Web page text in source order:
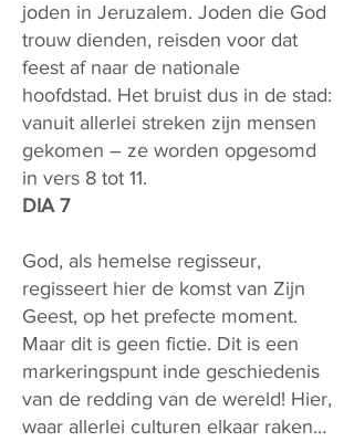
joden in Jeruzalem. Joden die God
trouw dienden, reisden voor dat
feest af naar de nationale
hoofdstad. Het bruist dus in de stad:
vanuit allerlei streken zijn mensen
gekomen – ze worden opgesomd
in vers 8 tot 11.
DIA 7
God, als hemelse regisseur,
regisseert hier de komst van Zijn
Geest, op het prefecte moment.
Maar dit is geen fictie. Dit is een
markeringspunt inde geschiedenis
van de redding van de wereld! Hier,
waar allerlei culturen elkaar raken…